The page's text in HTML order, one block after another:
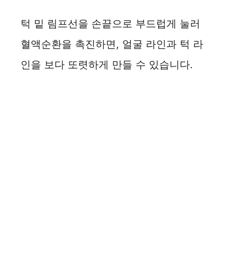
턱 밑 림프선을 손끝으로 부드럽게 눌러
혈액순환을 촉진하면, 얼굴 라인과 턱 라
인을 보다 또렷하게 만들 수 있습니다.